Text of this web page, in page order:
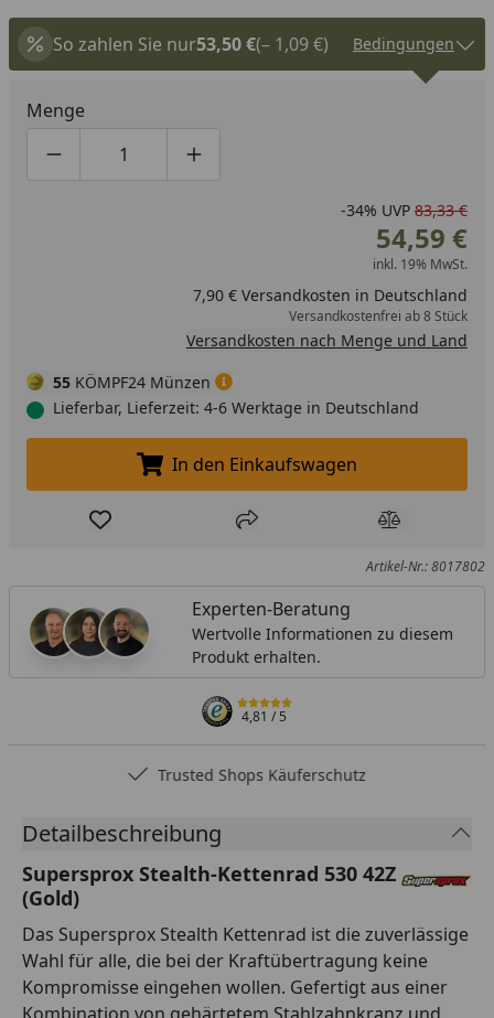
So zahlen Sie nur53,50 €(– 1,09 €) Bedingungen
Menge
Produktmenge um eins verringern
Produktmenge manuell eingeben
Produktmenge um eins erhöhen
-34% UVP 83,33 €
54,59 €
inkl. 19% MwSt.
7,90 € Versandkosten in Deutschland
Versandkostenfrei ab 8 Stück
Versandkosten nach Menge und Land
55 KÖMPF24 Münzen
Lieferbar, Lieferzeit: 4-6 Werktage in Deutschland
In den Einkaufswagen legen
In den Einkaufswagen
Produkt zur Wunschliste hinzufügen
Teilen Produkt
Artikel-Nr.: 8017802
Experten-Beratung
Wertvolle Informationen zu diesem
Produkt erhalten.
4,81/ 5
Trusted Shops Käuferschutz
Detailbeschreibung
Supersprox Stealth-Kettenrad 530 42Z
(Gold)
Das Supersprox Stealth Kettenrad ist die zuverlässige
Wahl für alle, die bei der Kraftübertragung keine
Kompromisse eingehen wollen. Gefertigt aus einer
Kombination von gehärtetem Stahlzahnkranz und